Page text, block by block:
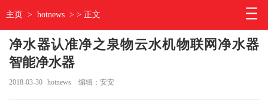
主页 > hotnews > > 正文
净水器认准净之泉物云水机物联网净水器
智能净水器
2018-03-30 hotnews 编辑：安安